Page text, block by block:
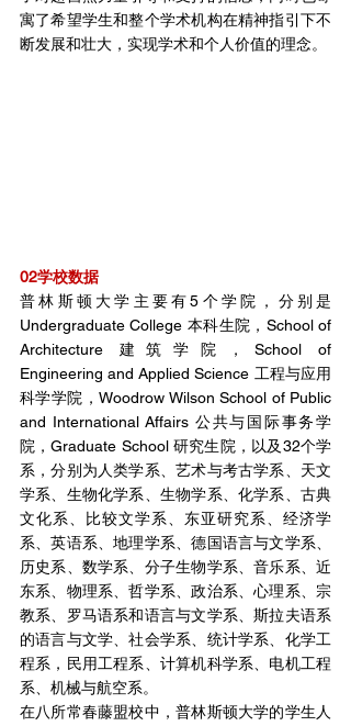
寓了希望学生和整个学术机构在精神指引下不
断发展和壮大，实现学术和个人价值的理念。
02学校数据
普林斯顿大学主要有5个学院，分别是
Undergraduate College 本科生院，School of
Architecture 建筑学院，School of
Engineering and Applied Science 工程与应用
科学学院，Woodrow Wilson School of Public
and International Affairs 公共与国际事务学
院，Graduate School 研究生院，以及32个学
系，分别为人类学系、艺术与考古学系、天文
学系、生物化学系、生物学系、化学系、古典
文化系、比较文学系、东亚研究系、经济学
系、英语系、地理学系、德国语言与文学系、
历史系、数学系、分子生物学系、音乐系、近
东系、物理系、哲学系、政治系、心理系、宗
教系、罗马语系和语言与文学系、斯拉夫语系
的语言与文学、社会学系、统计学系、化学工
程系，民用工程系、计算机科学系、电机工程
系、机械与航空系。
在八所常春藤盟校中，普林斯顿大学的学生人